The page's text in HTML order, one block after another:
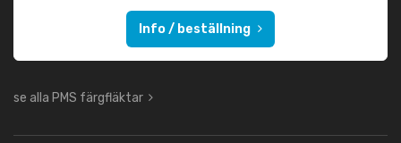
Info / beställning
se alla PMS färgfläktar